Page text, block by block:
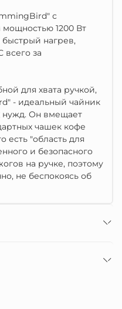
с
1200 Вт
нагрев,
всего за
для хвата ручкой,
- идеальный чайник
нужд. Он вмещает
чашек кофе
есть "область для
и безопасного
на ручке, поэтому
не беспокоясь об